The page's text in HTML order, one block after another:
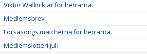
Viktor Wallin klar för herrarna.
Medlemsbrev
Försäsongs matcherna för herrarna.
Medlemslotteri juli